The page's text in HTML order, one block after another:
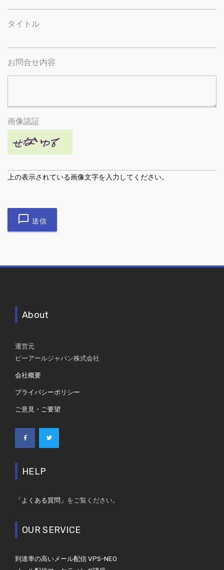
タイトル
お問合せ内容
画像認証
上の表示されている画像文字を入力してください。
送信
About
運営元
ピーアールジャパン株式会社
会社概要
プライバシーポリシー
ご意見・ご要望
HELP
「よくある質問」 をご覧ください。
OUR SERVICE
到達率の高いメール配信 VPS-NEO